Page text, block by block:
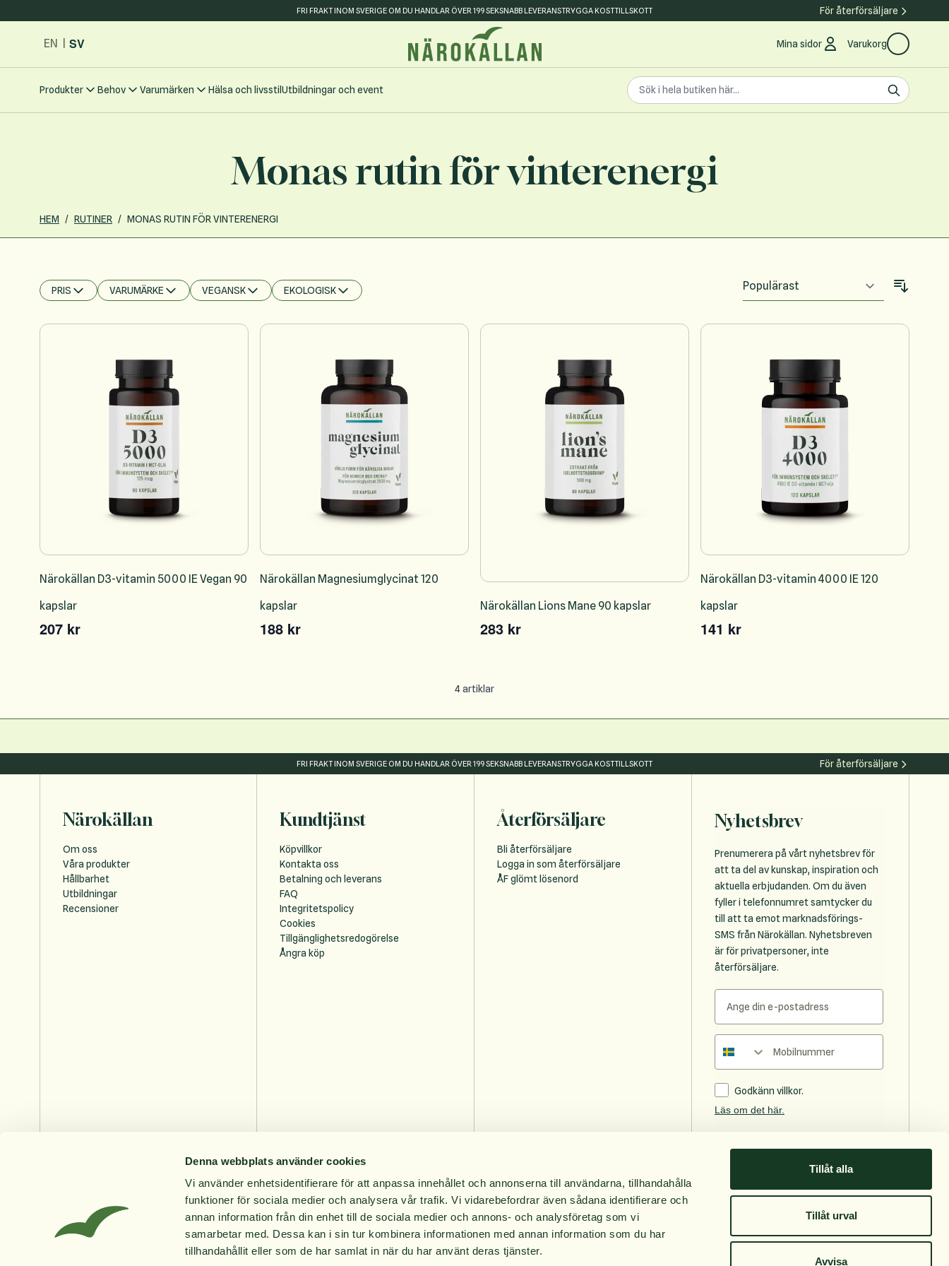
Denna webbplats använder cookies
Vi använder enhetsidentifierare för att anpassa innehållet och annonserna till användarna, tillhandahålla
funktioner för sociala medier och analysera vår trafik. Vi vidarebefordrar även sådana identifierare och
annan information från din enhet till de sociala medier och annons- och analysföretag som vi
samarbetar med. Dessa kan i sin tur kombinera informationen med annan information som du har
tillhandahållit eller som de har samlat in när du har använt deras tjänster.
Tillåt alla
Tillåt urval
Avvisa
FRI FRAKT INOM SVERIGE OM DU HANDLAR ÖVER 199 SEKSNABB LEVERANSTRYGGA KOSTTILLSKOTT
För återförsäljare
EN SV Mina sidor Varukorg
Produkter Behov Varumärken Hälsa och livsstilUtbildningar och event
Search the store
Sök
Monas rutin för vinterenergi
HEM / RUTINER / MONAS RUTIN FÖR VINTERENERGI
PRIS
FILTER
VARUMÄRKE
FILTER
VEGANSK
FILTER
EKOLOGISK
FILTER
Närokällan D3-vitamin 5000 IE Vegan 90
kapslar
207 kr
Närokällan Magnesiumglycinat 120
kapslar
188 kr
Närokällan Lions Mane 90 kapslar
283 kr
Närokällan D3-vitamin 4000 IE 120
kapslar
141 kr
4artiklar
FRI FRAKT INOM SVERIGE OM DU HANDLAR ÖVER 199 SEKSNABB LEVERANSTRYGGA KOSTTILLSKOTT För återförsäljare
Närokällan
Om oss
Våra produkter
Hållbarhet
Utbildningar
Recensioner
Kundtjänst
Köpvillkor
Kontakta oss
Betalning och leverans
FAQ
Integritetspolicy
Cookies
Tillgänglighetsredogörelse
Ångra köp
Återförsäljare
Bli återförsäljare
Logga in som återförsäljare
ÅF glömt lösenord
Nyhetsbrev
Prenumerera på vårt nyhetsbrev för
att ta del av kunskap, inspiration och
aktuella erbjudanden. Om du även
fyller i telefonnumret samtycker du
till att ta emot marknadsförings-
SMS från Närokällan. Nyhetsbreven
är för privatpersoner, inte
återförsäljare.
Telefonnummer
Godkänn villkor.
Läs om det här.
Prenumerera
Följ oss